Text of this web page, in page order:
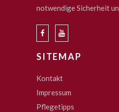
notwendige Sicherheit
SITEMAP
Kontakt
Impressum
Pflegetipps